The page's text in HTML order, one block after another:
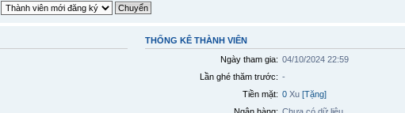
THỐNG KÊ THÀNH VIÊN
Ngày tham gia: 04/10/2024 22:59
Lần ghé thăm trước: -
Tiền mặt: 0Xu [Tặng]